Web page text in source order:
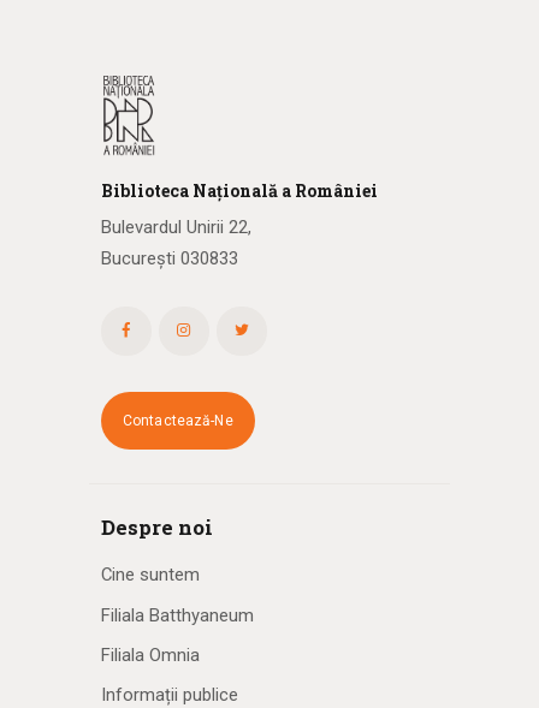
Biblioteca Națională a României
Bulevardul Unirii 22,
București 030833
Contactează-Ne
Despre noi
Cine suntem
Filiala Batthyaneum
Filiala Omnia
Informații publice